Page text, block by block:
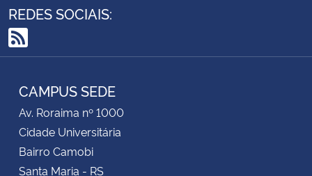
REDES SOCIAIS:
RSS
CAMPUS SEDE
Av. Roraima nº 1000
Cidade Universitária
Bairro Camobi
Santa Maria - RS